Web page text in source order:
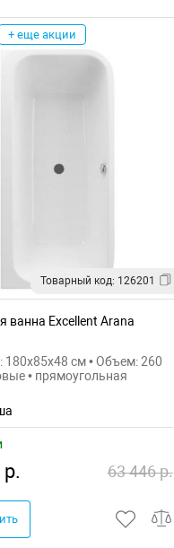
+ еще акции
Товарный код: 126201
ванна Excellent Arana
180x85x48 см • Объем: 260
• прямоугольная
63 446 р.